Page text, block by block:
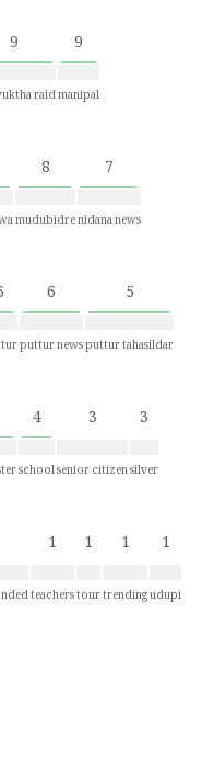
9
raid
9
manipal
8
mudubidre
7
nidana news
6
puttur news
5
puttur tahasildar
4
school
3
senior citizen
3
silver
1
teachers
1
tour
1
trending
1
udupi